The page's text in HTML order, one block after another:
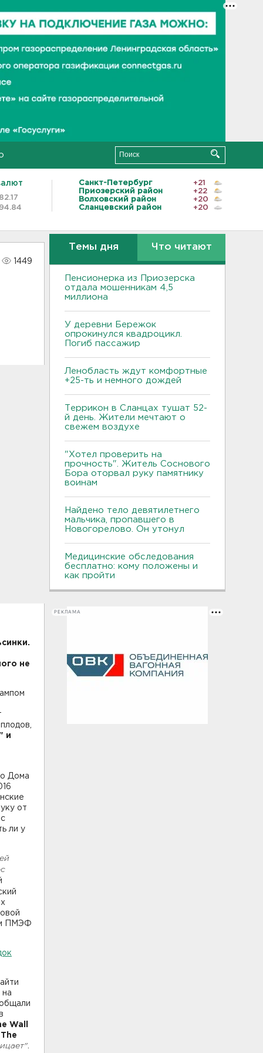
Санкт-Петербург
+21
Приозерский район
+22
Волховский район
+20
Сланцевский район
+20
1449
не
и
Дома
от
ли у
ПМЭФ
на
Wall
Темы дня Что читают
Пенсионерка из Приозерска
отдала мошенникам 4,5
миллиона
У деревни Бережок
опрокинулся квадроцикл.
Погиб пассажир
Ленобласть ждут комфортные
+25-ть и немного дождей
Террикон в Сланцах тушат 52-
й день. Жители мечтают о
свежем воздухе
"Хотел проверить на
прочность". Житель Соснового
Бора оторвал руку памятнику
воинам
Найдено тело девятилетнего
мальчика, пропавшего в
Новогорелово. Он утонул
Медицинские обследования
бесплатно: кому положены и
как пройти
РЕКЛАМА